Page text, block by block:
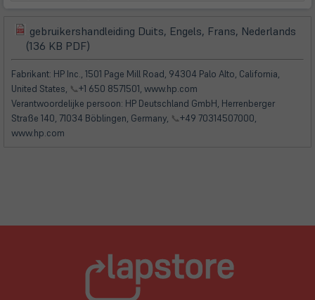
(öffnet
in
neuem
Tab)
gebruikershandleiding Duits, Engels, Frans, Nederlands
(136 KB PDF)
in
neuem
Tab)
Fabrikant: HP Inc., 1501 Page Mill Road, 94304 Palo Alto, California,
United States, 📞+1 650 8571501, www.hp.com
Verantwoordelijke persoon: HP Deutschland GmbH, Herrenberger
Straße 140, 71034 Böblingen, Germany, 📞+49 70314507000,
www.hp.com